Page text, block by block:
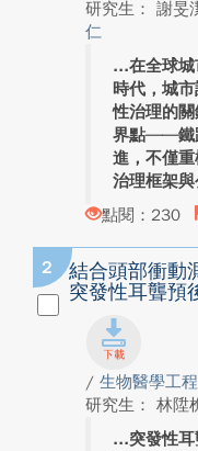
研究生： 謝旻
仁
在全球
時代，城
性治理的
界點——鐵
進，不僅
治理框架
點閱：230
2
結合頭部衝動
突發性耳聾預
/ 生物醫學工
研究生： 林陞
突發性